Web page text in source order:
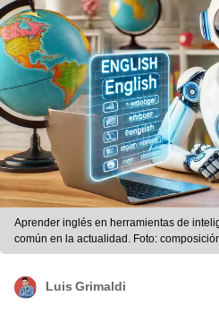
Aprender inglés en herramientas de
común en la actualidad. Foto:
Luis Grimaldi